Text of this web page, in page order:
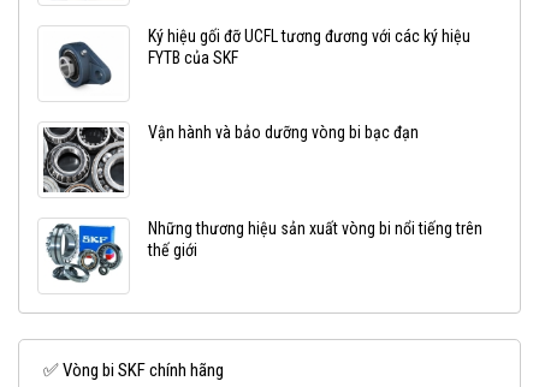
Ký hiệu gối đỡ UCFL tương đương với các ký hiệu
FYTB của SKF
Vận hành và bảo dưỡng vòng bi bạc đạn
Những thương hiệu sản xuất vòng bi nổi tiếng trên
thế giới
✅ Vòng bi SKF chính hãng